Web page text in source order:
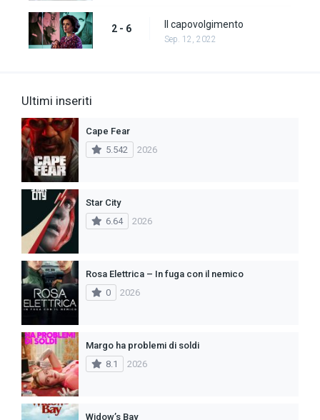
2 - 6 Il capovolgimento
Sep. 12, 2022
Ultimi inseriti
Cape Fear
5.542
2026
Star City
6.64
2026
Rosa Elettrica – In fuga con il nemico
0
2026
Margo ha problemi di soldi
8.1
2026
Widow’s Bay